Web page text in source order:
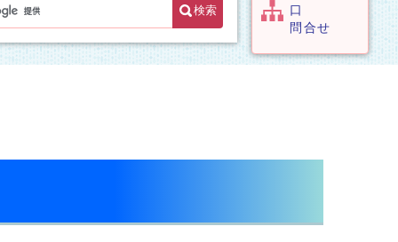
検索
口
問合せ